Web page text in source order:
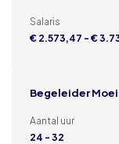
Salaris
€ 2.573,47 - €
Begeleider
Aantal uur
24 - 32